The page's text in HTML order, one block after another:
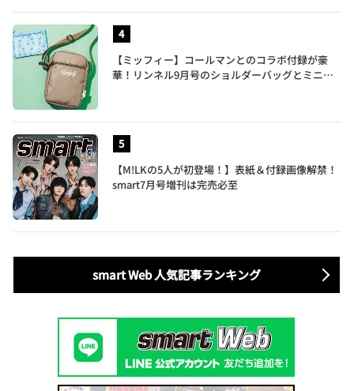
【ミッフィー】コールマンとのコラボ付録が豪
華！リンネル9月号のショルダーバッグとミニリ
【M!LKの5人が初登場！】表紙＆付録画像解禁！
smart7月号増刊は完売必至
smart Web 人気記事ランキング